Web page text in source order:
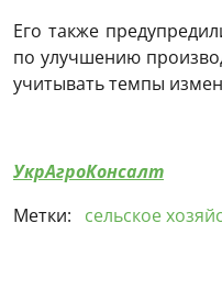
Его также
по улучшению
учитывать темпы
УкрАгроКонсалт
Метки:
сельское